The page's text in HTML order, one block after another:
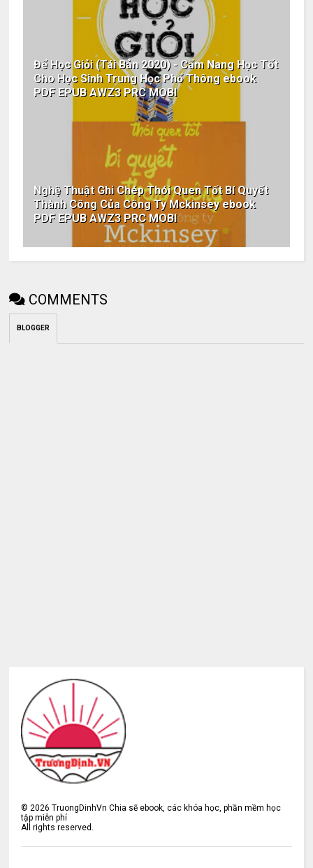
Để Học Giỏi (Tái Bản 2020) - Cẩm Nang Học Tốt
Cho Học Sinh Trung Học Phổ Thông ebook
PDF EPUB AWZ3 PRC MOBI
Nghệ Thuật Ghi Chép Thói Quen Tốt Bí Quyết
Thành Công Của Công Ty Mckinsey ebook
PDF EPUB AWZ3 PRC MOBI
COMMENTS
BLOGGER
© 2026 TruongDinhVn Chia sẽ ebook, các khóa học, phần mềm học
tập miễn phí
All rights reserved.